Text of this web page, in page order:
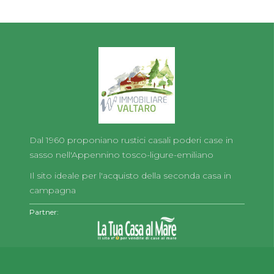
Dal 1960 proponiano rustici casali poderi case in
sasso nell'Appennino tosco-ligure-emiliano
Il sito ideale per l'acquisto della seconda casa in
campagna
Partner: